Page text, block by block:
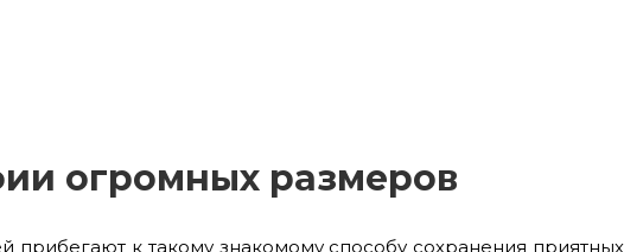
огромных размеров
к такому знакомому способу сохранения приятных